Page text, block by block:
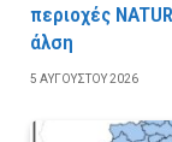
περιοχές
άλση
5 ΑΥΓΟΎΣΤΟΥ 2026